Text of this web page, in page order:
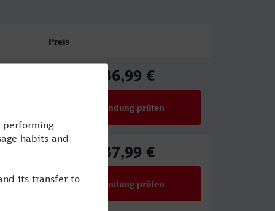
Preis
36,99 €
Verbindung prüfen
37,99 €
Verbindung prüfen